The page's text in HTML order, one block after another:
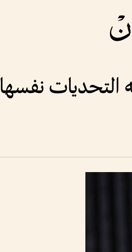
التحديات نفسها